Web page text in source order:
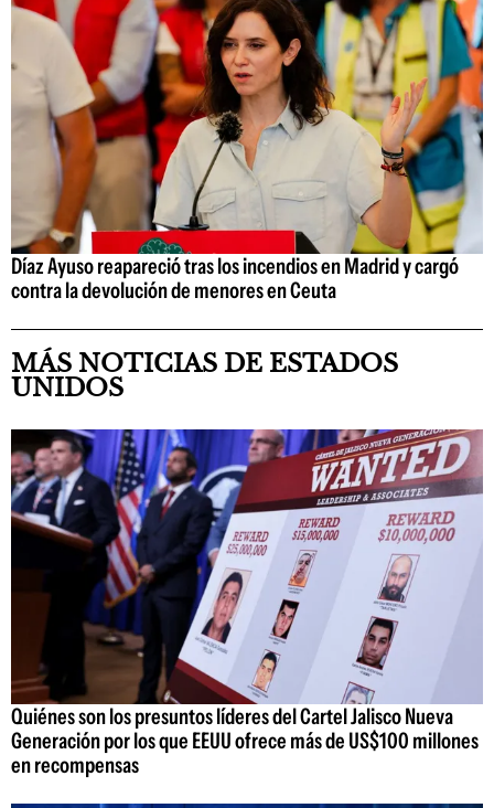
Díaz Ayuso reapareció tras los incendios en Madrid y cargó
contra la devolución de menores en Ceuta
MÁS NOTICIAS DE ESTADOS
UNIDOS
Quiénes son los presuntos líderes del Cartel Jalisco Nueva
Generación por los que EEUU ofrece más de US$100 millones
en recompensas